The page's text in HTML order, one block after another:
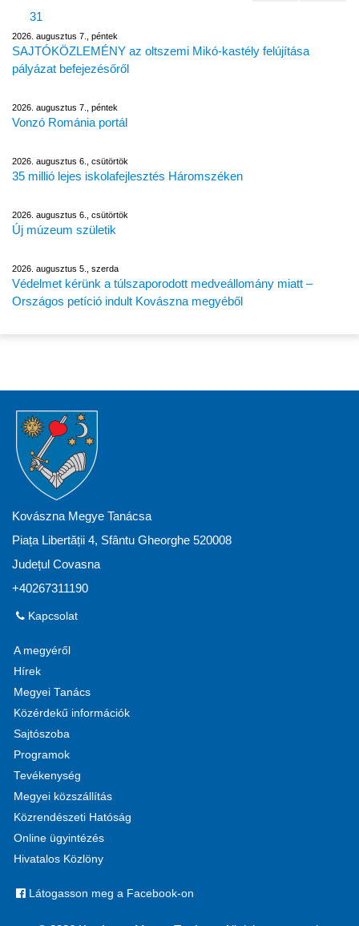
31
2026. augusztus 7., péntek
SAJTÓKÖZLEMÉNY az oltszemi Mikó-kastély felújítása
pályázat befejezésőről
2026. augusztus 7., péntek
Vonzó Románia portál
2026. augusztus 6., csütörtök
35 millió lejes iskolafejlesztés Háromszéken
2026. augusztus 6., csütörtök
Új múzeum születik
2026. augusztus 5., szerda
Védelmet kérünk a túlszaporodott medveállomány miatt –
Országos petíció indult Kovászna megyéből
Kovászna Megye Tanácsa
Piața Libertății 4, Sfântu Gheorghe 520008
Județul Covasna
+40267311190
Kapcsolat
A megyéről
Hírek
Megyei Tanács
Közérdekű információk
Sajtószoba
Programok
Tevékenység
Megyei közszállítás
Közrendészeti Hatóság
Online ügyintézés
Hivatalos Közlöny
Látogasson meg a Facebook-on